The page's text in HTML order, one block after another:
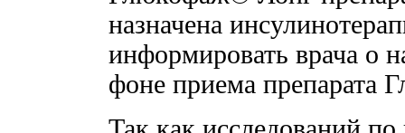
назначена
информировать врача о
фоне приема препарата